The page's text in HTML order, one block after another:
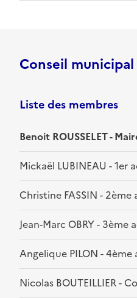
Conseil municipal
Liste des membres
Benoit ROUSSELET -
Mickaël LUBINEAU - 1er
Christine FASSIN -
Jean-Marc OBRY - 3ème
Angelique PILON -
Nicolas BOUTEILLIER -